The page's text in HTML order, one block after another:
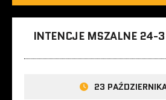
INTENCJE MSZALNE
23